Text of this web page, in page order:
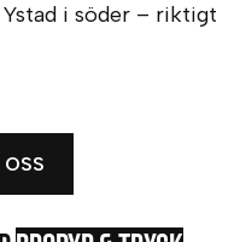
i söder – riktigt